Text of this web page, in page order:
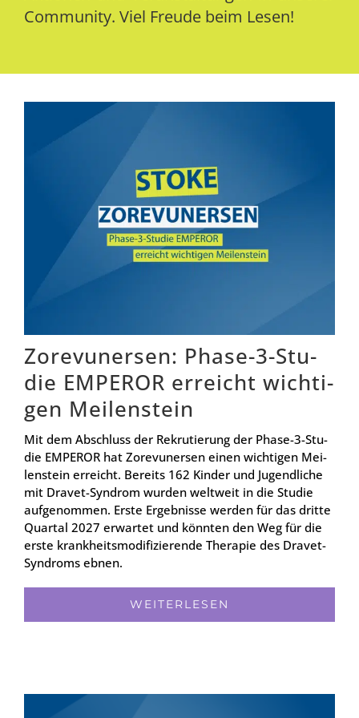
Com­mu­ni­ty. Viel Freu­de beim Lesen!
Zore­vu­n­er­sen: Pha­­­se-3-Stu­­­
die EMPER­OR erreicht wich­ti­
gen Mei­len­stein
Mit dem Abschluss der Rekru­tie­rung der Pha­­se-3-Stu­­
die EMPER­OR hat Zore­vu­n­er­sen einen wich­ti­gen Mei­
len­stein erreicht. Bereits 162 Kin­der und Jugend­li­che
mit Dra­­vet-Syn­­­drom wur­den welt­weit in die Stu­die
auf­ge­nom­men. Ers­te Ergeb­nis­se wer­den für das drit­te
Quar­tal 2027 erwar­tet und könn­ten den Weg für die
ers­te krank­heits­mo­di­fi­zie­ren­de The­ra­pie des Dra­­vet-
Syn­­­droms ebnen.
WEI­TER­LE­SEN